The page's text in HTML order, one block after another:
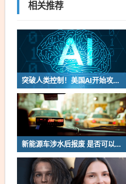
相关推荐
突破人类控制！美国AI开始攻击真人了
新能源车涉水后报废 是否可以全损理赔